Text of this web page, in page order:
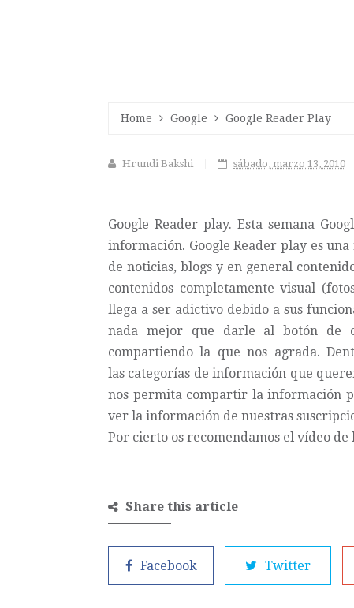
Home Google Google Reader Play
Hrundi Bakshi sábado, marzo 13, 2010
Google Reader play. Esta semana
información. Google Reader play es
de noticias, blogs y en general
contenidos completamente visual
llega a ser adictivo debido a sus
nada mejor que darle al botón de
compartiendo la que nos agrada.
las categorías de información que
nos permita compartir la información
ver la información de nuestras
Por cierto os recomendamos el vídeo
Share this article
Facebook Twitter